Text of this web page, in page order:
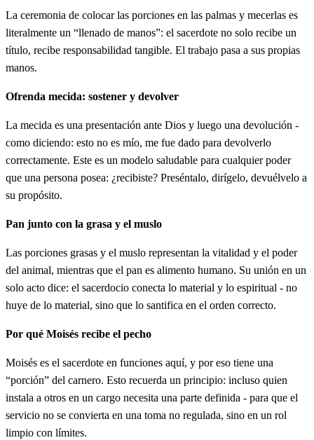
hakerev ve'et yoteret hakaved ve'et shtei hakelayot ve'et
jelbehen ve'et shok hayamin
וּמִסַּל הַמַּצּוֹת אֲשֶׁר לִפְנֵי יְדוָד לָקַח חַלַּת מַצָּה
אַחַת וְחַלַּת לֶחֶם שֶׁמֶן אַחַת וְרָקִיק אֶחָד וַיָּשֶׂם עַל
הַחֲלָבִים וְעַל שׁוֹק הַיָּמִין׃
Umisal hamatsot asher lifnei Adonai lakaj jalat matsah
ajat vejalat lejem shemen ajat verakik ejad vayasem al
hajalavim ve'al shok hayamin
וַיִּתֵּן אֶת הַכֹּל עַל כַּפֵּי אַהֲרֹן וְעַל כַּפֵּי בָנָיו וַיָּנֶף
אֹתָם תְּנוּפָה לִפְנֵי יְדוָד׃
Vayiten et hakol al kapei Aharon ve'al kapei vanav
כח
וַיִּקַּח מֹשֶׁה אֹתָם מֵעַל כַּפֵּיהֶם וַיַּקְטֵר הַמִּזְבֵּחָה
עַל הָעֹלָה מִלֻּאִים הֵם לְרֵיחַ נִיחֹחַ אִשֶּׁה הוּא
La ceremonia de colocar las porciones en las palmas y mecerlas es
literalmente un “llenado de manos”: el sacerdote no solo recibe un
título, recibe responsabilidad tangible. El trabajo pasa a sus propias
manos.
Ofrenda mecida: sostener y devolver
La mecida es una presentación ante Dios y luego una devolución -
como diciendo: esto no es mío, me fue dado para devolverlo
correctamente. Este es un modelo saludable para cualquier poder
que una persona posea: ¿recibiste? Preséntalo, dirígelo, devuélvelo a
su propósito.
Pan junto con la grasa y el muslo
Las porciones grasas y el muslo representan la vitalidad y el poder
del animal, mientras que el pan es alimento humano. Su unión en un
solo acto dice: el sacerdocio conecta lo material y lo espiritual - no
huye de lo material, sino que lo santifica en el orden correcto.
Por qué Moisés recibe el pecho
Moisés es el sacerdote en funciones aquí, y por eso tiene una
“porción” del carnero. Esto recuerda un principio: incluso quien
instala a otros en un cargo necesita una parte definida - para que el
servicio no se convierta en una toma no regulada, sino en un rol
limpio con límites.